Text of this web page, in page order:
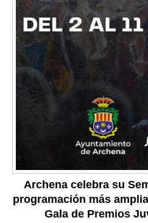
Archena celebra su
programación más
Gala de Premios